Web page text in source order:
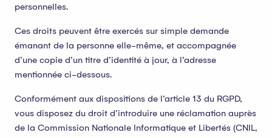
personnelles.
Ces droits peuvent être exercés sur simple demande
émanant de la personne elle-même, et accompagnée
d’une copie d’un titre d’identité à jour, à l’adresse
mentionnée ci-dessous.
Conformément aux dispositions de l’article 13 du RGPD,
vous disposez du droit d’introduire une réclamation auprès
de la Commission Nationale Informatique et Libertés (CNIL,